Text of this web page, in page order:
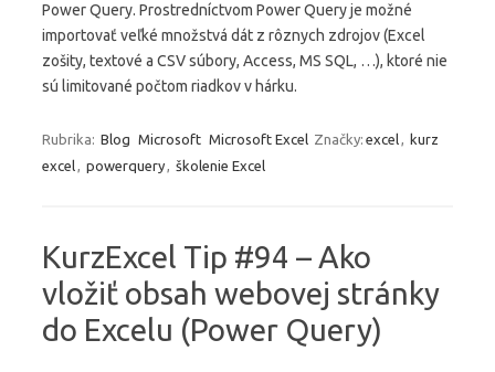
Power Query. Prostredníctvom Power Query je možné
importovať veľké množstvá dát z rôznych zdrojov (Excel
zošity, textové a CSV súbory, Access, MS SQL, …), ktoré nie
sú limitované počtom riadkov v hárku.
Rubrika: Blog Microsoft Microsoft Excel Značky: excel, kurz
excel, powerquery, školenie Excel
KurzExcel Tip #94 – Ako
vložiť obsah webovej stránky
do Excelu (Power Query)